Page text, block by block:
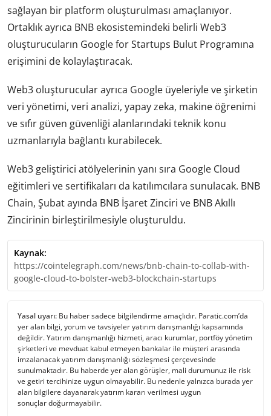
sağlayan bir platform oluşturulması amaçlanıyor.
Ortaklık ayrıca BNB ekosistemindeki belirli Web3
oluşturucuların Google for Startups Bulut Programına
erişimini de kolaylaştıracak.
Web3 oluşturucular ayrıca Google üyeleriyle ve şirketin
veri yönetimi, veri analizi, yapay zeka, makine öğrenimi
ve sıfır güven güvenliği alanlarındaki teknik konu
uzmanlarıyla bağlantı kurabilecek.
Web3 geliştirici atölyelerinin yanı sıra Google Cloud
eğitimleri ve sertifikaları da katılımcılara sunulacak. BNB
Chain, Şubat ayında BNB İşaret Zinciri ve BNB Akıllı
Zincirinin birleştirilmesiyle oluşturuldu.
Kaynak:
https://cointelegraph.com/news/bnb-chain-to-collab-with-
google-cloud-to-bolster-web3-blockchain-startups
Yasal uyarı: Bu haber sadece bilgilendirme amaçlıdır. Paratic.com’da
yer alan bilgi, yorum ve tavsiyeler yatırım danışmanlığı kapsamında
değildir. Yatırım danışmanlığı hizmeti, aracı kurumlar, portföy yönetim
şirketleri ve mevduat kabul etmeyen bankalar ile müşteri arasında
imzalanacak yatırım danışmanlığı sözleşmesi çerçevesinde
sunulmaktadır. Bu haberde yer alan görüşler, mali durumunuz ile risk
ve getiri tercihinize uygun olmayabilir. Bu nedenle yalnızca burada yer
alan bilgilere dayanarak yatırım kararı verilmesi uygun
sonuçlar doğurmayabilir.